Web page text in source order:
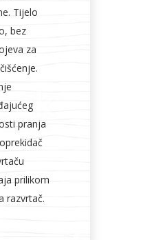
Tijelo
bez
za
pranja
prilikom
razvrtač.